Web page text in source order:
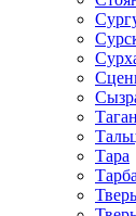
Тара
Тверь